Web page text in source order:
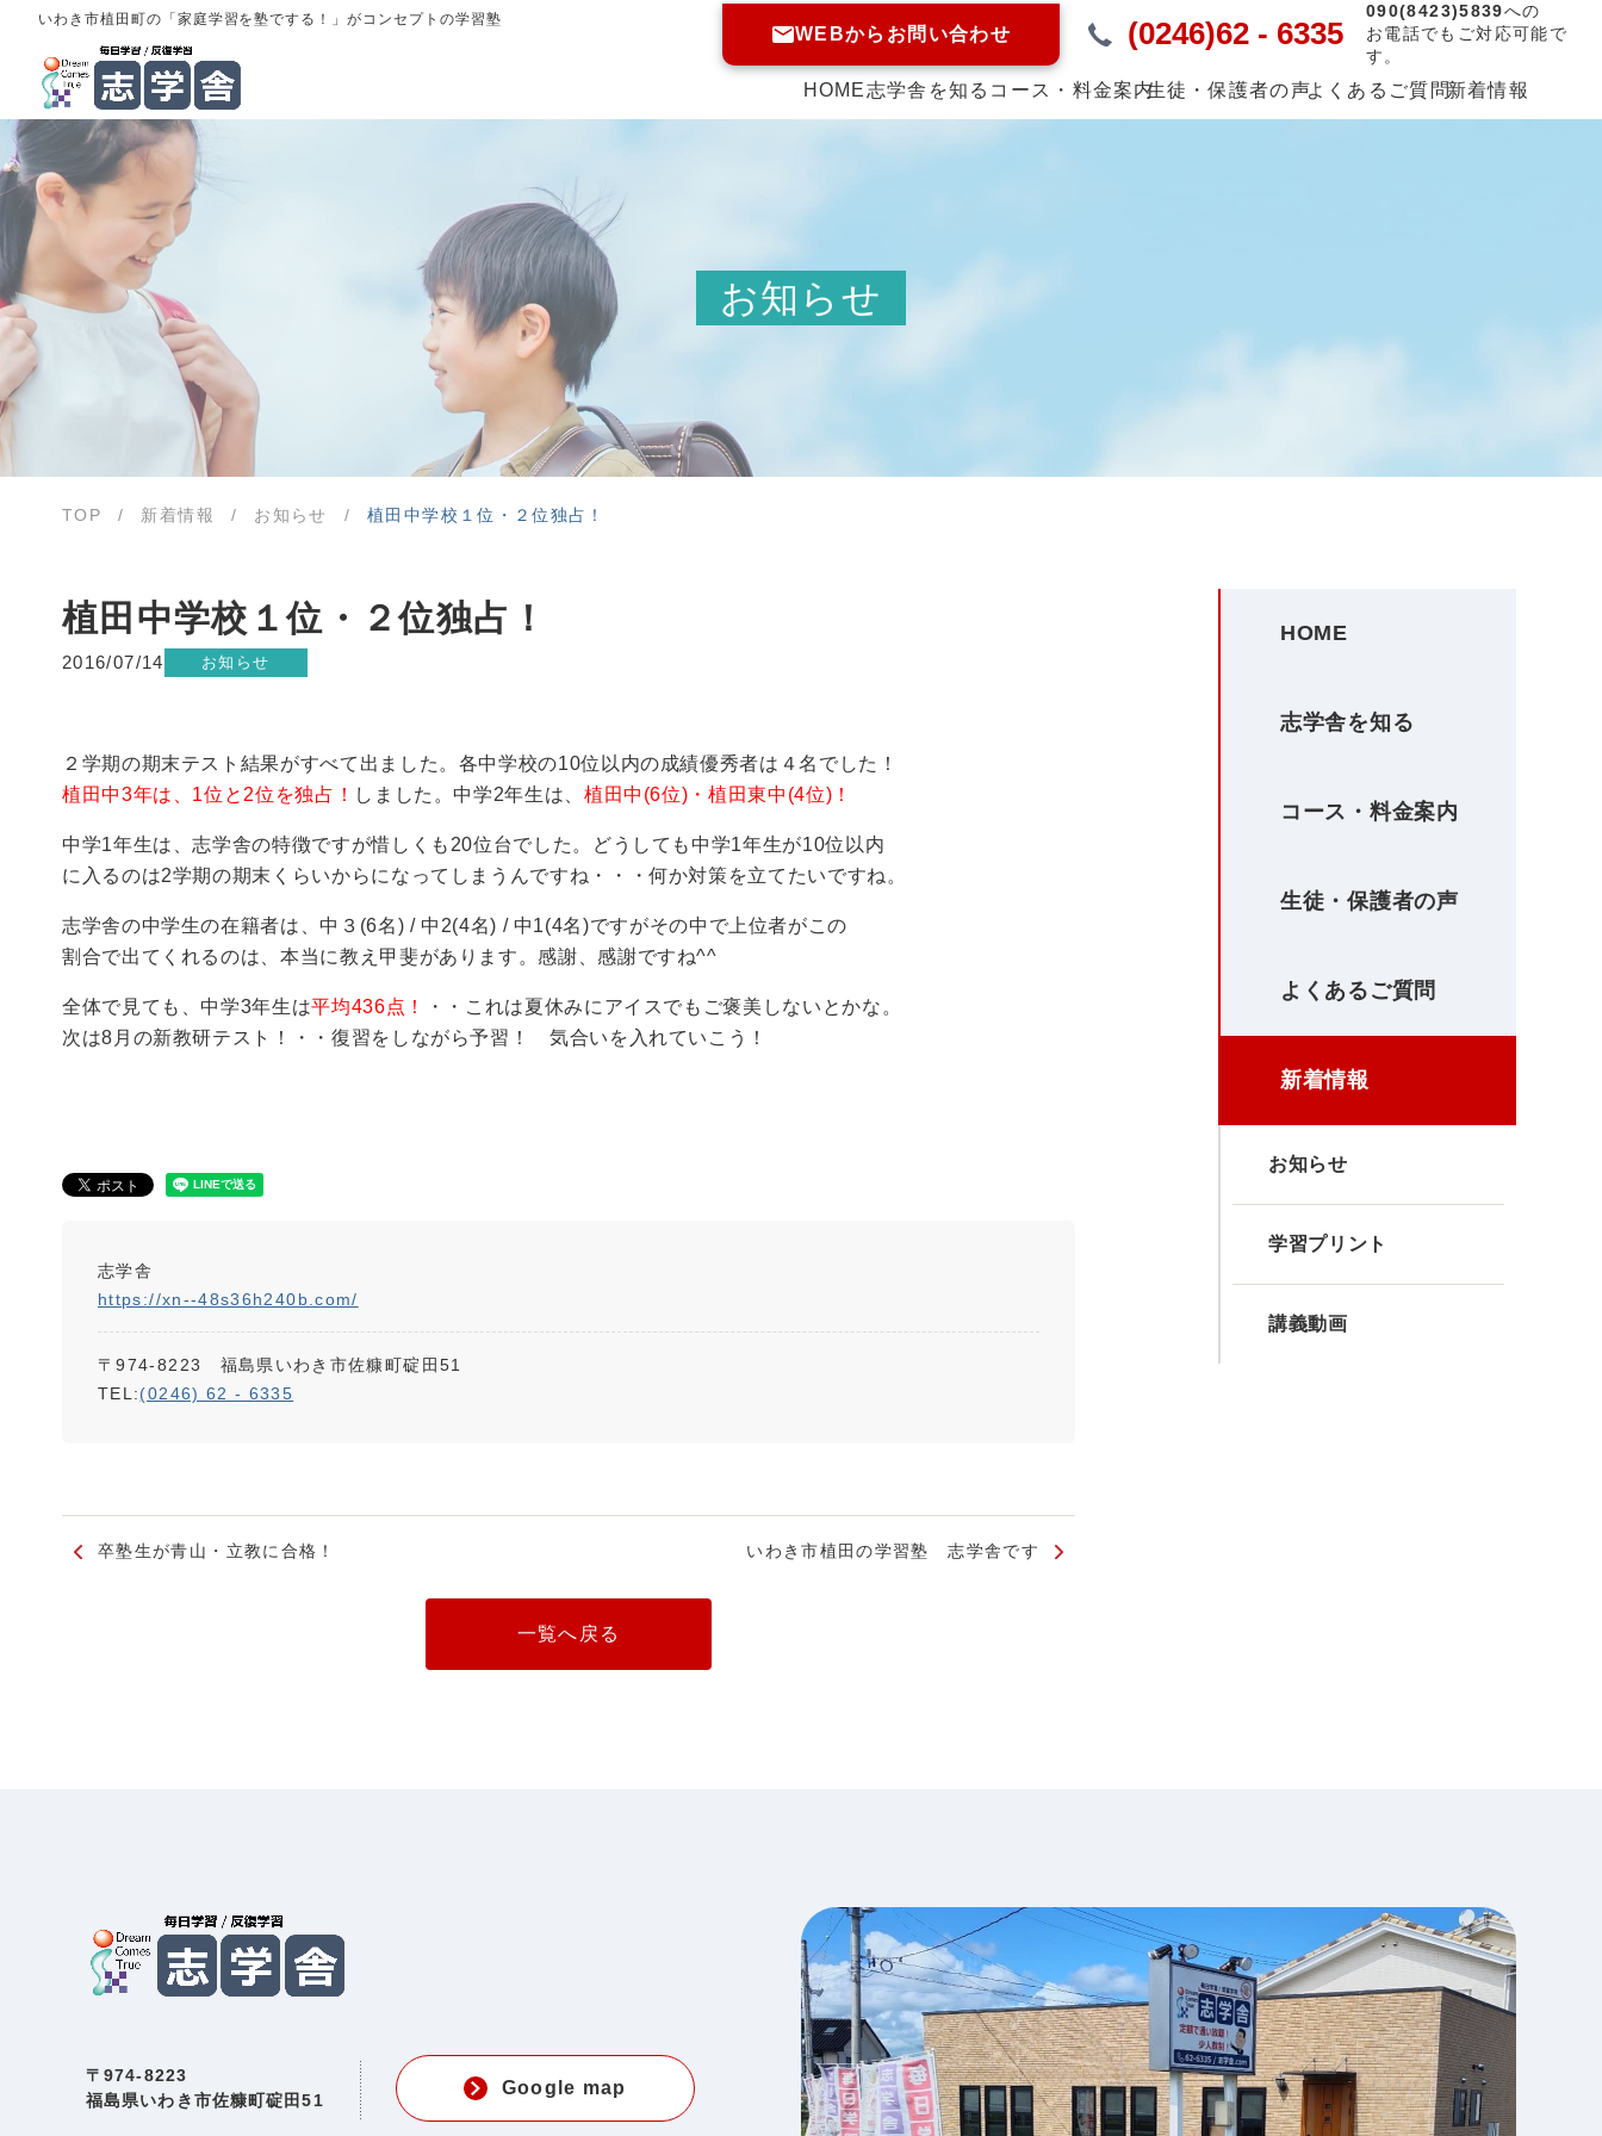
いわき市植田町の「家庭学習を塾でする！」がコンセプトの学習塾
HOME志学舎を知る コース・料金案内生徒・保護者の声よくあるご質問新着情報
WEBからお問い合わせ (0246)62 - 6335
090(8423)5839への
お電話でもご対応可能で
す。
お知らせ
TOP / 新着情報 / お知らせ / 植田中学校１位・２位独占！
植田中学校１位・２位独占！
2016/07/14 お知らせ
２学期の期末テスト結果がすべて出ました。各中学校の10位以内の成績優秀者は４名でした！
植田中3年は、1位と2位を独占！ しました。中学2年生は、 植田中(6位)・植田東中(4位)！
中学1年生は、志学舎の特徴ですが惜しくも20位台でした。どうしても中学1年生が10位以内
に入るのは2学期の期末くらいからになってしまうんですね・・・何か対策を立てたいですね。
志学舎の中学生の在籍者は、中３(6名) / 中2(4名) / 中1(4名)ですがその中で上位者がこの
割合で出てくれるのは、本当に教え甲斐があります。感謝、感謝ですね^^
全体で見ても、中学3年生は平均436点！
・・これは夏休みにアイスでもご褒美しないとかな。
次は8月の新教研テスト！・・復習をしながら予習！ 気合いを入れていこう！
志学舎
https://xn--48s36h240b.com/
〒974-8223 福島県いわき市佐糠町碇田51
TEL:(0246) 62 - 6335
卒塾生が青山・立教に合格！ いわき市植田の学習塾 志学舎です
一覧へ戻る
HOME
志学舎を知る
コース・料金案内
生徒・保護者の声
よくあるご質問
新着情報
お知らせ
学習プリント
講義動画
〒974-8223
福島県いわき市佐糠町碇田51
Google map